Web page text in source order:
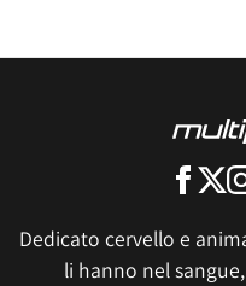
Dedicato cervello e
li hanno nel